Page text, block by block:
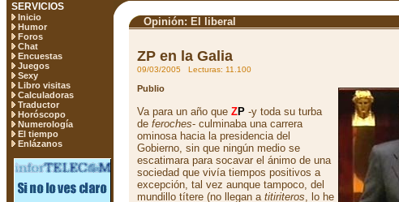
SERVICIOS
Inicio
Humor
Foros
Chat
Encuestas
Juegos
Sexy
Libro visitas
Calculadoras
Traductor
Horóscopo
Numerología
El tiempo
Enlázanos
Opinión: El liberal
ZP en la Galia
09/03/2005 Lecturas: 11.100
Publio
Va para un año que ZP -y toda su turba
de feroches- culminaba una carrera
ominosa hacia la presidencia del
Gobierno, sin que ningún medio se
escatimara para socavar el ánimo de una
sociedad que vivía tiempos positivos a
excepción, tal vez aunque tampoco, del
mundillo títere (no llegan a titiriteros, lo he